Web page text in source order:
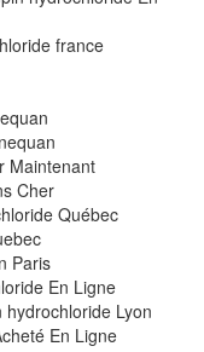
france
Maintenant
Cher
Québec
Paris
En Ligne
Lyon
En Ligne